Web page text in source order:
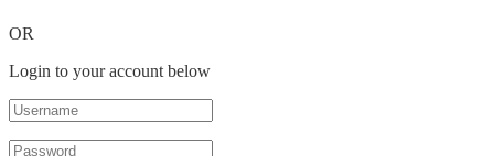
OR
Login to your account below